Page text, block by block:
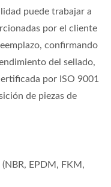
puede trabajar a
por el cliente
confirmando
del sellado,
por ISO 9001
de piezas de
EPDM, FKM,